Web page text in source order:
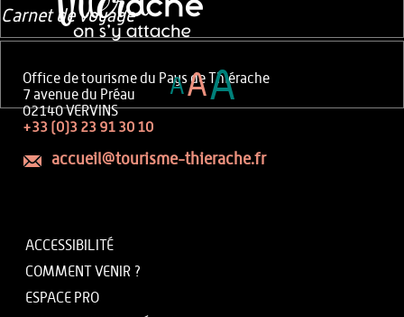
Office de tourisme du Pays de Thiérache
7 avenue du Préau
02140 VERVINS
+33 (0)3 23 91 30 10
accueil@tourisme-thierache.fr
ACCESSIBILITÉ
COMMENT VENIR ?
ESPACE PRO
Carnet de voyage
AAA